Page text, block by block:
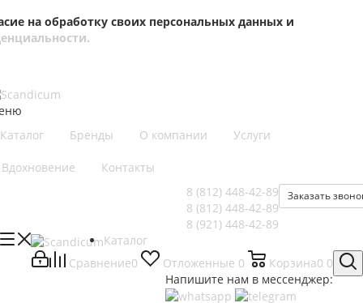
на обработку своих персональных данных и
Каталог
Бренды О компании Услуги
Вдохновение Контакты
Заказать
8 (812) 448-42-89
8 (812) 448-42-89
8 (921) 448-42-89
Сравнение0 Отложенные 0 Корзина0 0
Напишите нам в мессенджер:
Каталог